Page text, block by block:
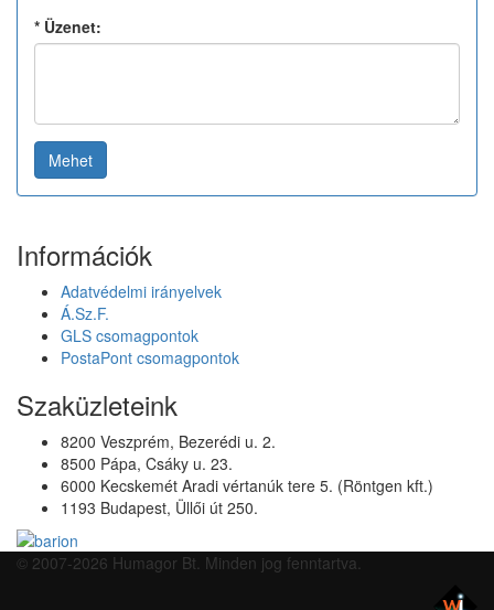
* Üzenet:
Mehet
Információk
Adatvédelmi irányelvek
Á.Sz.F.
GLS csomagpontok
PostaPont csomagpontok
Szaküzleteink
8200 Veszprém, Bezerédi u. 2.
8500 Pápa, Csáky u. 23.
6000 Kecskemét Aradi vértanúk tere 5. (Röntgen kft.)
1193 Budapest, Üllői út 250.
© 2007-2026 Humagor Bt. Minden jog fenntartva.